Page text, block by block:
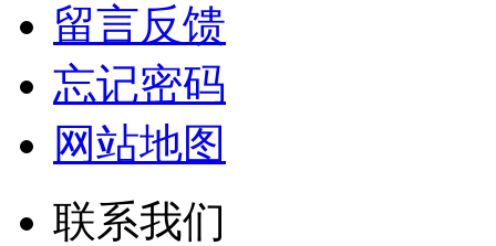
留言反馈
忘记密码
网站地图
联系我们